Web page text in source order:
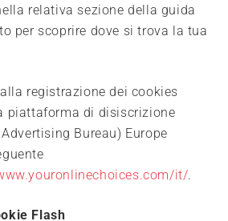
relativa sezione della guida
per scoprire dove si trova la tua
registrazione dei cookies
piattaforma di disiscrizione
Bureau) Europe
it/.
Flash